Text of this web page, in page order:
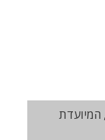
המיועדת